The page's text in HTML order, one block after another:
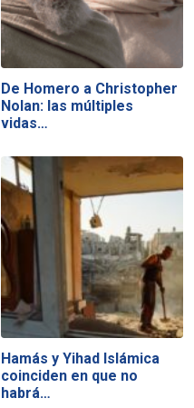
De Homero a Christopher
Nolan: las múltiples
vidas…
Hamás y Yihad Islámica
coinciden en que no
habrá…